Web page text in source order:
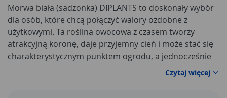
Morwa biała (sadzonka) DIPLANTS to doskonały wybór
dla osób, które chcą połączyć walory ozdobne z
użytkowymi. Ta roślina owocowa z czasem tworzy
atrakcyjną koronę, daje przyjemny cień i może stać się
charakterystycznym punktem ogrodu, a jednocześnie
pozwala cieszyć się własnymi owocami w sezonie.
Najlepiej rośnie na stanowisku słonecznym lub w
Czytaj więcej